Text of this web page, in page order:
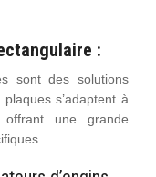
:
sont des solutions
s’adaptent à
offrant une grande